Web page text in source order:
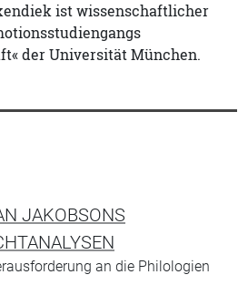
ist wissenschaftlicher
der Universität München.
JAKOBSONS
an die Philologien